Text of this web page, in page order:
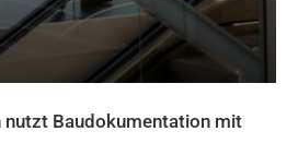
nutzt Baudokumentation mit